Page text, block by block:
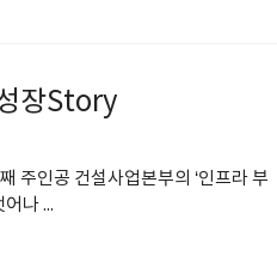
장Story
주인공 건설사업본부의 ‘인프라 부
나 ...